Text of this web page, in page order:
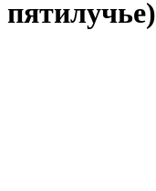
пятилучье)